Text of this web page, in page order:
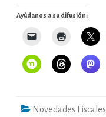
Ayúdanos a su difusión:
Novedades Fiscales